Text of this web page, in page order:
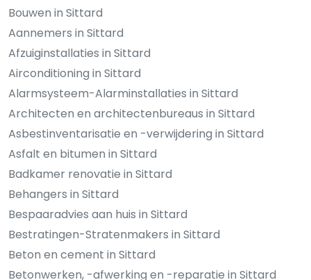
Bouwen in Sittard
Aannemers in Sittard
Afzuiginstallaties in Sittard
Airconditioning in Sittard
Alarmsysteem-Alarminstallaties in Sittard
Architecten en architectenbureaus in Sittard
Asbestinventarisatie en -verwijdering in Sittard
Asfalt en bitumen in Sittard
Badkamer renovatie in Sittard
Behangers in Sittard
Bespaaradvies aan huis in Sittard
Bestratingen-Stratenmakers in Sittard
Beton en cement in Sittard
Betonwerken, -afwerking en -reparatie in Sittard